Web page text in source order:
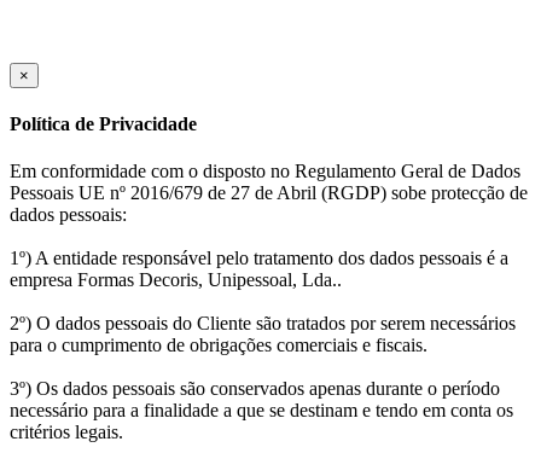
×
Política de Privacidade
Em conformidade com o disposto no Regulamento Geral de Dados
Pessoais UE nº 2016/679 de 27 de Abril (RGDP) sobe protecção de
dados pessoais:
1º) A entidade responsável pelo tratamento dos dados pessoais é a
empresa Formas Decoris, Unipessoal, Lda..
2º) O dados pessoais do Cliente são tratados por serem necessários
para o cumprimento de obrigações comerciais e fiscais.
3º) Os dados pessoais são conservados apenas durante o período
necessário para a finalidade a que se destinam e tendo em conta os
critérios legais.